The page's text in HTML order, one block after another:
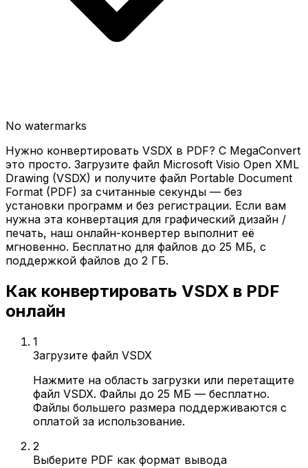
No watermarks
Нужно конвертировать VSDX в PDF? С MegaConvert
это просто. Загрузите файл Microsoft Visio Open XML
Drawing (VSDX) и получите файл Portable Document
Format (PDF) за считанные секунды — без
установки программ и без регистрации. Если вам
нужна эта конвертация для графический дизайн /
печать, наш онлайн-конвертер выполнит её
мгновенно. Бесплатно для файлов до 25 МБ, с
поддержкой файлов до 2 ГБ.
Как конвертировать VSDX в PDF
онлайн
1
Загрузите файл VSDX
Нажмите на область загрузки или перетащите
файл VSDX. Файлы до 25 МБ — бесплатно.
Файлы большего размера поддерживаются с
оплатой за использование.
2
Выберите PDF как формат вывода